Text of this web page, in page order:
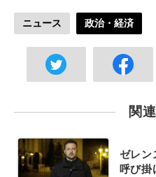
ニュース 政治・経済
関
ゼレン
呼び掛